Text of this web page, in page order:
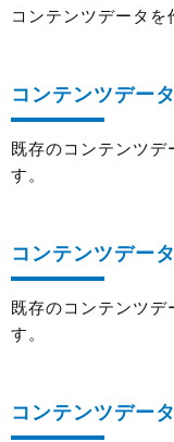
コンテンツデータを
コンテンツデー
既存のコンテンツデ
す。
コンテンツデー
既存のコンテンツデ
す。
コンテンツデー